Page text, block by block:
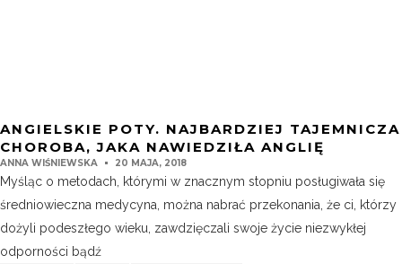
ANGIELSKIE POTY. NAJBARDZIEJ TAJEMNICZA
CHOROBA, JAKA NAWIEDZIŁA ANGLIĘ
ANNA WIŚNIEWSKA 20 MAJA, 2018
Myśląc o metodach, którymi w znacznym stopniu posługiwała się
średniowieczna medycyna, można nabrać przekonania, że ci, którzy
dożyli podeszłego wieku, zawdzięczali swoje życie niezwykłej
odporności bądź